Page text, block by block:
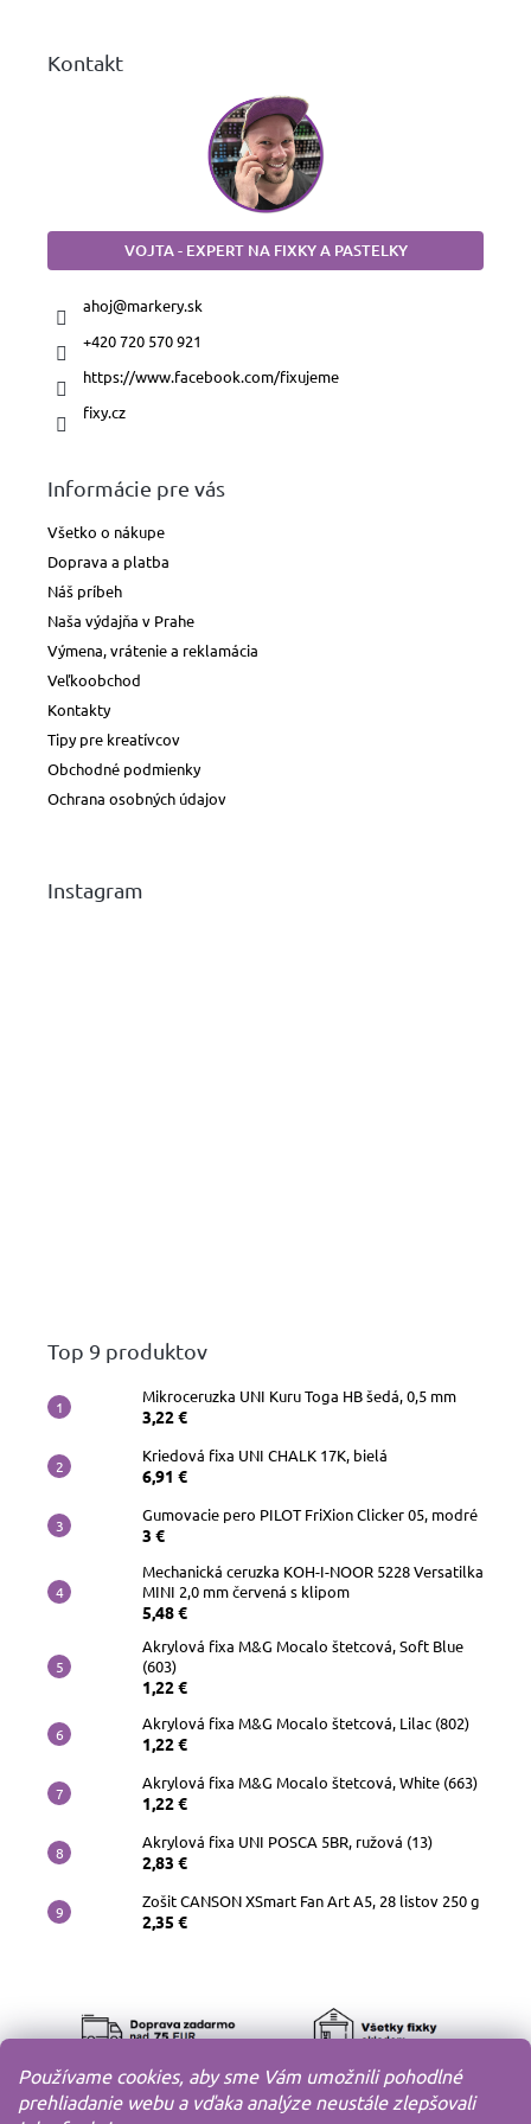
Používame cookies, aby sme Vám umožnili pohodlné
prehliadanie webu a vďaka analýze neustále zlepšovali
Kontakt
VOJTA - EXPERT NA FIXKY A PASTELKY
ahoj@markery.sk
+420 720 570 921
https://www.facebook.com/fixujeme
fixy.cz
Informácie pre vás
Všetko o nákupe
Doprava a platba
Náš príbeh
Naša výdajňa v Prahe
Výmena, vrátenie a reklamácia
Veľkoobchod
Kontakty
Tipy pre kreatívcov
Obchodné podmienky
Ochrana osobných údajov
Instagram
Top 9 produktov
Mikroceruzka UNI Kuru Toga HB šedá, 0,5 mm
3,22 €
Kriedová fixa UNI CHALK 17K, bielá
6,91 €
Gumovacie pero PILOT FriXion Clicker 05, modré
3 €
Mechanická ceruzka KOH-I-NOOR 5228 Versatilka
MINI 2,0 mm červená s klipom
5,48 €
Akrylová fixa M&G Mocalo štetcová, Soft Blue
(603)
1,22 €
Akrylová fixa M&G Mocalo štetcová, Lilac (802)
1,22 €
Akrylová fixa M&G Mocalo štetcová, White (663)
1,22 €
Akrylová fixa UNI POSCA 5BR, ružová (13)
2,83 €
Zošit CANSON XSmart Fan Art A5, 28 listov 250 g
2,35 €